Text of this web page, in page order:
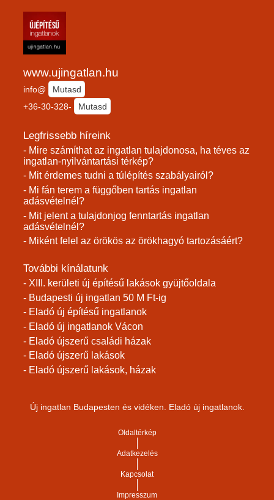
www.ujingatlan.hu
info@
Mutasd
+36-30-328-
Mutasd
Legfrissebb híreink
- Mire számíthat az ingatlan tulajdonosa, ha téves az
ingatlan-nyilvántartási térkép?
- Mit érdemes tudni a túlépítés szabályairól?
- Mi fán terem a függőben tartás ingatlan
adásvételnél?
- Mit jelent a tulajdonjog fenntartás ingatlan
adásvételnél?
- Miként felel az örökös az örökhagyó tartozásáért?
További kínálatunk
- XIII. kerületi új építésű lakások gyüjtőoldala
- Budapesti új ingatlan 50 M Ft-ig
- Eladó új építésű ingatlanok
- Eladó új ingatlanok Vácon
- Eladó újszerű családi házak
- Eladó újszerű lakások
- Eladó újszerű lakások, házak
Új ingatlan Budapesten és vidéken. Eladó új ingatlanok.
Oldaltérkép
Adatkezelés
Kapcsolat
Impresszum